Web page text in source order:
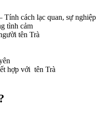
Tính cách lạc quan, sự nghiệp
tình cảm
tên Trà
hợp với tên Trà